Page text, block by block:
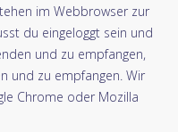
im Webbrowser zur
du eingeloggt sein und
und zu empfangen,
und zu empfangen. Wir
Chrome oder Mozilla